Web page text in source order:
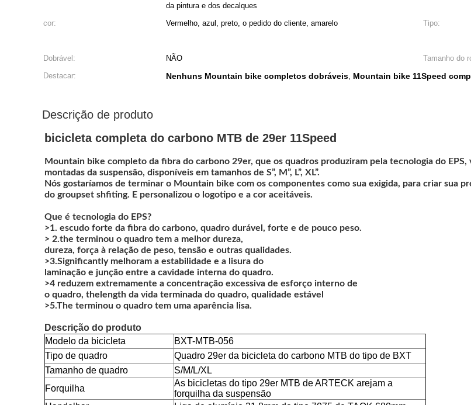
da pintura e dos decalques
cor: Vermelho, azul, preto, o pedido do cliente, amarelo Tipo:
Dobrável:
NÃO Tamanho do
Destacar:
Nenhuns Mountain bike completos dobráveis, Mountain bike 11Speed
Descrição de produto
bicicleta completa do carbono MTB de 29er 11Speed
Mountain bike completo da fibra do carbono 29er, que os quadros produziram pela tecnologia do
montadas da suspensão, disponíveis em tamanhos de S”, M”, L”, XL”.
Nós gostaríamos de terminar o Mountain bike com os componentes como sua exigida, para criar sua
do groupset shfiting. E personalizou o logotipo e a cor aceitáveis.
Que é tecnologia do EPS?
>1. escudo forte da fibra do carbono, quadro durável, forte e de pouco peso.
> 2.the terminou o quadro tem a melhor dureza,
dureza, força à relação de peso, tensão e outras qualidades.
>3.Significantly melhoram a estabilidade e a lisura do
laminação e junção entre a cavidade interna do quadro.
>4 reduzem extremamente a concentração excessiva de esforço interno de
o quadro, thelength da vida terminada do quadro, qualidade estável
>5.The terminou o quadro tem uma aparência lisa.
Descrição do produto
Modelo da bicicleta
BXT-MTB-056
Tipo de quadro
Quadro 29er da bicicleta do carbono MTB do tipo de BXT
Tamanho de quadro
S/M/L/XL
Forquilha
As bicicletas do tipo 29er MTB de ARTECK arejam a
forquilha da suspensão